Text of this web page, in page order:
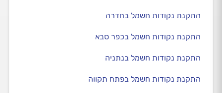
התקנת נקודות חשמל בחדרה
התקנת נקודות חשמל בכפר סבא
התקנת נקודות חשמל בנתניה
התקנת נקודות חשמל בפתח תקווה